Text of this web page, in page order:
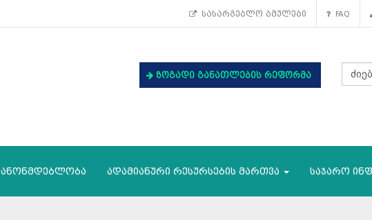
სასარგებლო ბმულები FAQ
ზოგადი განათლების რეფორმა
ადამიანური რესურსების მართვა საჯარო